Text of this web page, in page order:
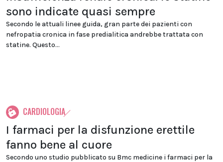
sono indicate quasi sempre
Secondo le attuali linee guida, gran parte dei pazienti con
nefropatia cronica in fase predialitica andrebbe trattata con
statine. Questo...
CARDIOLOGIA
I farmaci per la disfunzione erettile
fanno bene al cuore
Secondo uno studio pubblicato su Bmc medicine i farmaci per la